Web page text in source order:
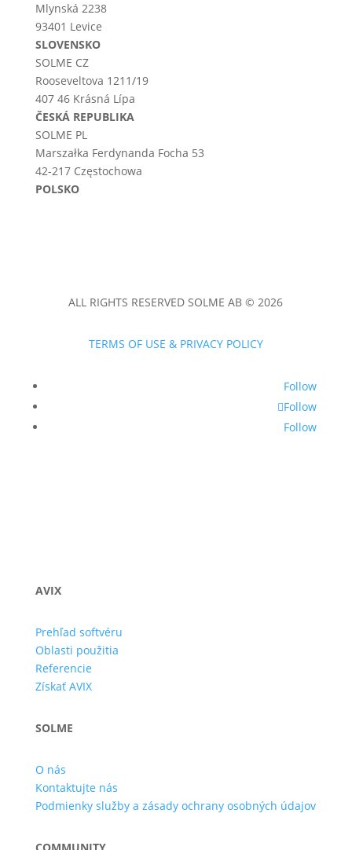
Mlynská 2238
93401 Levice
SLOVENSKO
SOLME CZ
Rooseveltova 1211/19
407 46 Krásná Lípa
ČESKÁ REPUBLIKA
SOLME PL
Marszałka Ferdynanda Focha 53
42-217 Częstochowa
POLSKO
ALL RIGHTS RESERVED SOLME AB © 2026
TERMS OF USE & PRIVACY POLICY
Follow
Follow
Follow
AVIX
Prehľad softvéru
Oblasti použitia
Referencie
Získať AVIX
SOLME
O nás
Kontaktujte nás
Podmienky služby a zásady ochrany osobných údajov